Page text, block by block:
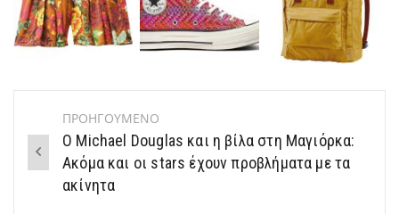
Post
navigation
ΠΡΟΗΓΟΥΜΕΝΟ
Ο Michael Douglas και η βίλα στη Μαγιόρκα:
Ακόμα και οι stars έχουν προβλήματα με τα
ακίνητα